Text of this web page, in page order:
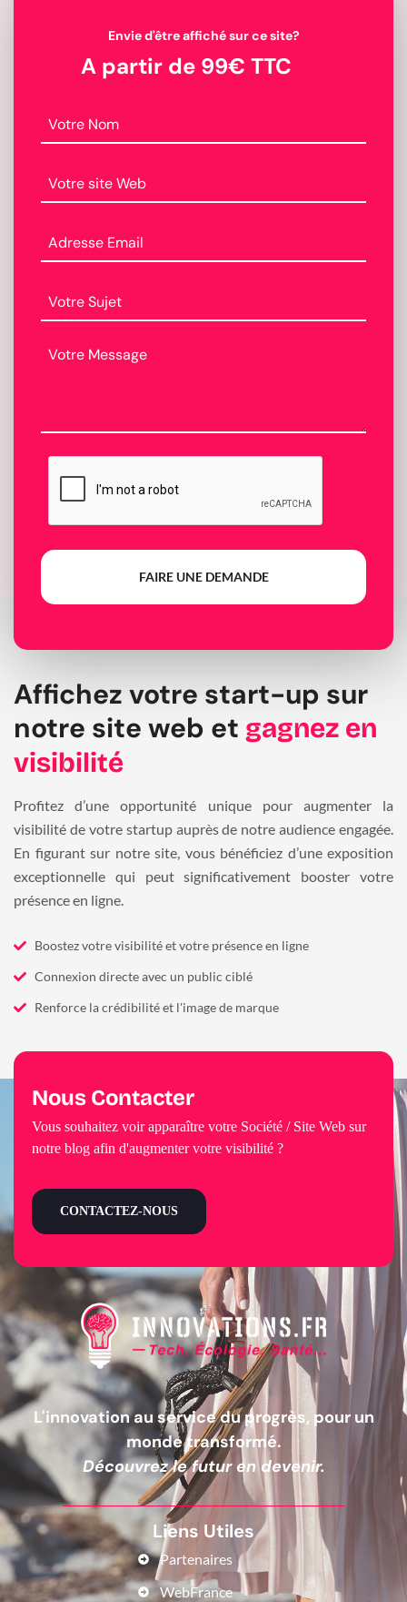
Envie d'être affiché sur ce site?
A partir de 99€ TTC
FAIRE UNE DEMANDE
Affichez votre start-up sur
notre site web et gagnez en
visibilité
Profitez d’une opportunité unique pour augmenter la
visibilité de votre startup auprès de notre audience engagée.
En figurant sur notre site, vous bénéficiez d’une exposition
exceptionnelle qui peut significativement booster votre
présence en ligne.
Boostez votre visibilité et votre présence en ligne
Connexion directe avec un public ciblé
Renforce la crédibilité et l'image de marque
L'innovation au service du progrès, pour un
monde transformé.
Découvrez le futur en devenir.
Liens Utiles
Partenaires
WebFrance
Nous Contacter
Vous souhaitez voir apparaître votre Société / Site Web sur
notre blog afin d'augmenter votre visibilité ?
CONTACTEZ-NOUS